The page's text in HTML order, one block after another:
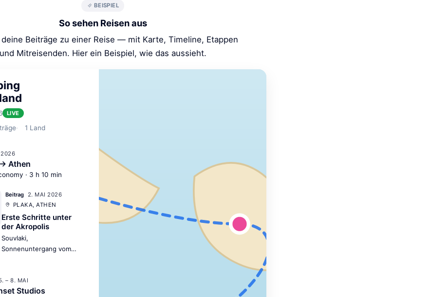
BEISPIEL
So sehen Reisen aus
deine Beiträge zu einer Reise — mit Karte, Timeline, Etappen
und Mitreisenden. Hier ein Beispiel, wie das aussieht.
LIVE
1 Land
2026
Athen
· 3 h 10 min
Beitrag
2. MAI 2026
PLAKA, ATHEN
Erste Schritte unter
der Akropolis
Souvlaki,
Sonnenuntergang vom
perfekte Auftakt.
– 8. MAI
Studios